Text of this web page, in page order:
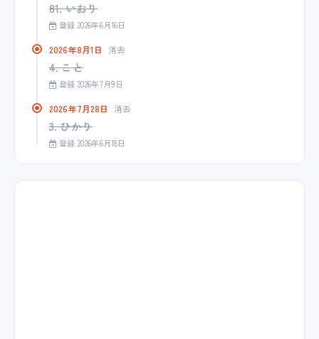
81. いおり
登録 2026年6月16日
2026年8月1日 消去
4. こと
登録 2026年7月9日
2026年7月28日 消去
3. ひかり
登録 2026年6月18日